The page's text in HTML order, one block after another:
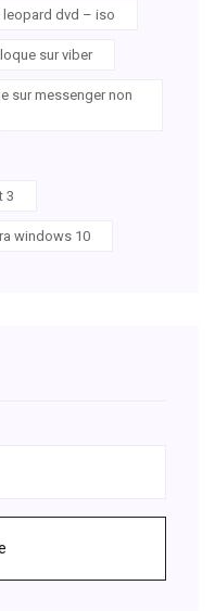
leopard dvd – iso
sur viber
sur messenger non
3
windows 10